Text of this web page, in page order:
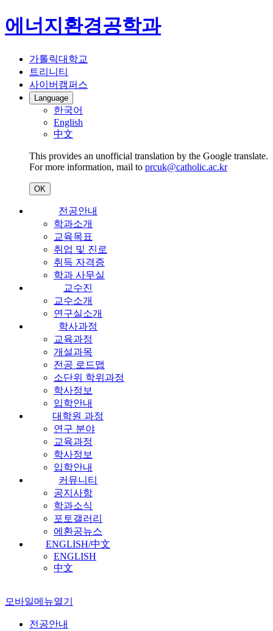
에너지환경공학과
가톨릭대학교
트리니티
사이버캠퍼스
Language
한국어
English
中文
This provides an unofficial translation by the Google translate.
For more information, mail to prcuk@catholic.ac.kr
OK
전공안내
학과소개
교육목표
취업 및 진로
취득 자격증
학과 사무실
교수진
교수소개
연구실소개
학사과정
교육과정
개설과목
전공 로드맵
소단위 학위과정
학사정보
입학안내
대학원 과정
연구 분야
교육과정
학사정보
입학안내
커뮤니티
공지사항
학과소식
포토갤러리
에환공뉴스
ENGLISH/中文
ENGLISH
中文
모바일메뉴열기
전공안내